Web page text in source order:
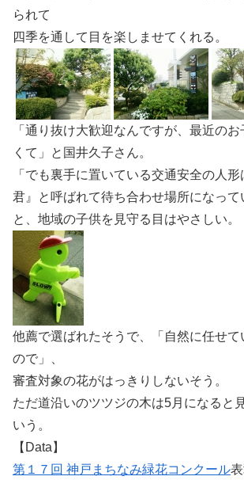
られて
四季を通して目を楽しませてくれる。
「通り抜け大歓迎なんですが、最近の
くて」と国井久子さん。
「でも裏手に置いている交通安全の人
君』と呼ばれて待ち合わせ場所になって
と、地域の子供を見守る目はやさしい。
他薦で選ばれたそうで、「自然に任せて
ので」、
審査対象の花がはっきりしないそう。
ただ道沿いのツツジの木は5月になると
いう。
【Data】
第１７回 神戸まちなみ緑花コンクール